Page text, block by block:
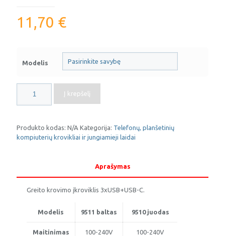
11,70 €
Modelis
kiekis:
Įkroviklis
36W
OPTONICA
Į krepšelį
Produkto kodas: N/A Kategorija: Telefonų, planšetinių
kompiuterių krovikliai ir jungiamieji laidai
Aprašymas
Greito krovimo įkroviklis 3xUSB+USB-C.
Modelis 9511 baltas 9510 juodas
Maitinimas 100-240V 100-240V